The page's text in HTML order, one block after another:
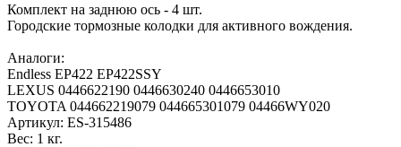
Комплект на заднюю ось - 4 шт.
Городские тормозные колодки для активного вождения.
Аналоги:
Endless EP422 EP422SSY
LEXUS 0446622190 0446630240 0446653010
TOYOTA 044662219079 044665301079 04466WY020
Артикул: ES-315486
Вес: 1 кг.